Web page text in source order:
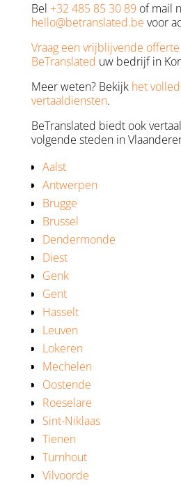
Bel +32 485 85 30 89 of mail
hello@betranslated.be voor
Vraag een vrijblijvende offerte
BeTranslated uw bedrijf in
Meer weten? Bekijk het
vertaaldiensten.
BeTranslated biedt ook
volgende steden in
Aalst
Antwerpen
Brugge
Brussel
Dendermonde
Diest
Genk
Gent
Hasselt
Leuven
Lokeren
Mechelen
Oostende
Roeselare
Sint-Niklaas
Tienen
Turnhout
Vilvoorde